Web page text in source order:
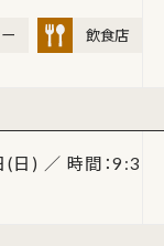
飲食店
) ／ 時間：9:3